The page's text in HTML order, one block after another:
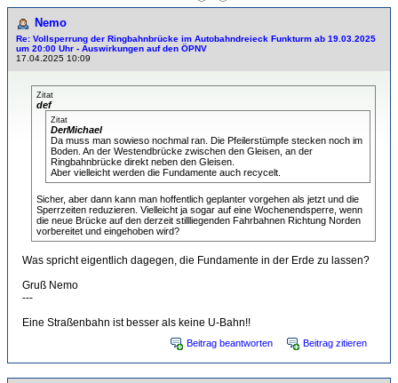
Nemo
Re: Vollsperrung der Ringbahnbrücke im Autobahndreieck Funkturm ab 19.03.2025
um 20:00 Uhr - Auswirkungen auf den ÖPNV
17.04.2025 10:09
Zitat
def
Zitat
DerMichael
Da muss man sowieso nochmal ran. Die Pfeilerstümpfe stecken noch im
Boden. An der Westendbrücke zwischen den Gleisen, an der
Ringbahnbrücke direkt neben den Gleisen.
Aber vielleicht werden die Fundamente auch recycelt.
Sicher, aber dann kann man hoffentlich geplanter vorgehen als jetzt und die
Sperrzeiten reduzieren. Vielleicht ja sogar auf eine Wochenendsperre, wenn
die neue Brücke auf den derzeit stillliegenden Fahrbahnen Richtung Norden
vorbereitet und eingehoben wird?
Was spricht eigentlich dagegen, die Fundamente in der Erde zu lassen?
Gruß Nemo
---
Eine Straßenbahn ist besser als keine U-Bahn!!
Beitrag beantworten Beitrag zitieren